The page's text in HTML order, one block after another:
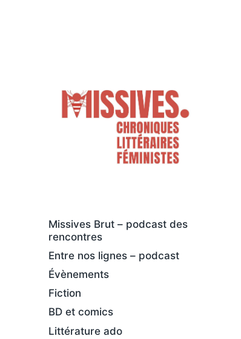
large
Missives Brut – podcast des
rencontres
Entre nos lignes – podcast
Évènements
Fiction
BD et comics
Littérature ado